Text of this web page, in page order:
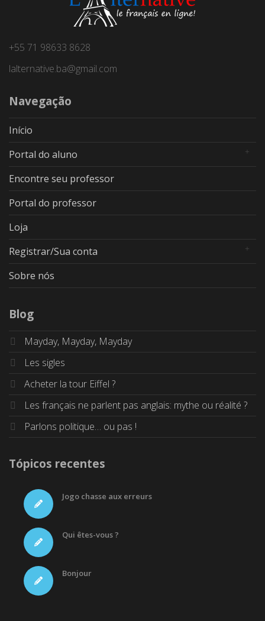
+55 71 98633 8628
lalternative.ba@gmail.com
Navegação
Início
Portal do aluno
Encontre seu professor
Portal do professor
Loja
Registrar/Sua conta
Sobre nós
Blog
Mayday, Mayday, Mayday
Les sigles
Acheter la tour Eiffel ?
Les français ne parlent pas anglais: mythe ou réalité ?
Parlons politique… ou pas !
Tópicos recentes
Jogo chasse aux erreurs
Qui êtes-vous ?
Bonjour